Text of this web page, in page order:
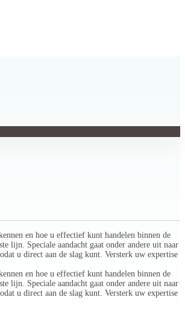
en hoe u effectief kunt handelen binnen de
lijn. Speciale aandacht gaat onder andere uit naar
u direct aan de slag kunt. Versterk uw expertise
en hoe u effectief kunt handelen binnen de
lijn. Speciale aandacht gaat onder andere uit naar
u direct aan de slag kunt. Versterk uw expertise